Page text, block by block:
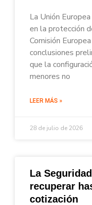
La Unión
en la protección
Comisión
conclusiones
que la
menores no
LEER MÁS »
28 de julio de 2026
La
recuperar
cotización